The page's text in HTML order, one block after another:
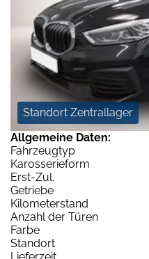
Standort Zentrallager
Allgemeine Daten:
Fahrzeugtyp
Karosserieform
Erst-Zul.
Getriebe
Kilometerstand
Anzahl der Türen
Farbe
Standort
Lieferzeit